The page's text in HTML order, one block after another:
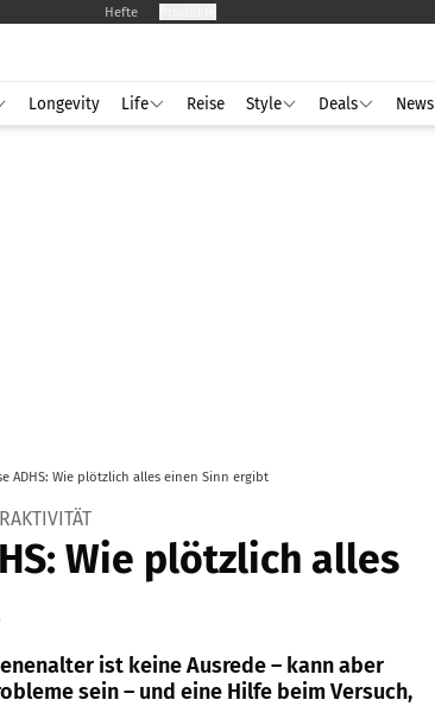
Hefte
Longevity Life Reise Style Deals News
ADHS: Wie plötzlich alles einen Sinn ergibt
Wie plötzlich alles
ist keine Ausrede – kann aber
sein – und eine Hilfe beim Versuch,